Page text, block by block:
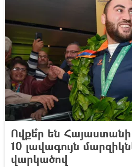
Ովքե՞ր են
10 լավագույն
վարկածով